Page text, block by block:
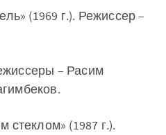
(1969 г.). Режиссер –
– Расим
стеклом» (1987 г.).